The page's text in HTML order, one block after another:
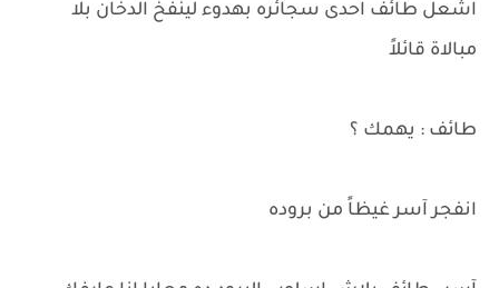
اشعل طائف احدى سجائره بهدوء لينفخ الدخان بلا
مبالاة قائلاً
طائف : يهمك ؟
انفجر آسر غيظاً من بروده